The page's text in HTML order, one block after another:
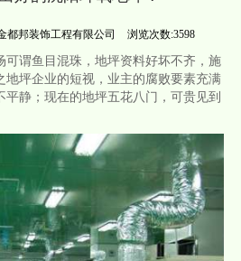
都邦装饰工程有限公司 浏览次数:3598
可谓鱼目混珠，地坪资料好坏不齐，施
地坪企业的短视，业主的腐败要素充满
静；现在的地坪五花八门，可贵见到